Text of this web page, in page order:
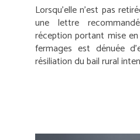
Lorsqu’elle n’est pas
une lettre
réception portant mise
fermages est dénuée
résiliation du bail rural